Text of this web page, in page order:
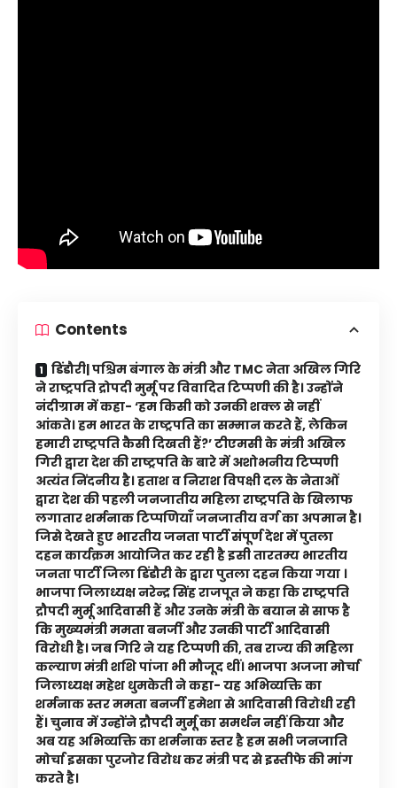
Contents
डिंडौरी| पश्चिम बंगाल के मंत्री और TMC नेता अखिल गिरि
ने राष्ट्रपति द्रोपदी मुर्मू पर विवादित टिप्पणी की है। उन्होंने
नंदीग्राम में कहा- ‘हम किसी को उनकी शक्ल से नहीं
आंकते। हम भारत के राष्ट्रपति का सम्मान करते हैं, लेकिन
हमारी राष्ट्रपति कैसी दिखती हैं?’ टीएमसी के मंत्री अखिल
गिरी द्वारा देश की राष्ट्रपति के बारे में अशोभनीय टिप्पणी
अत्यंत निंदनीय है। हताश व निराश विपक्षी दल के नेताओं
द्वारा देश की पहली जनजातीय महिला राष्ट्रपति के खिलाफ
लगातार शर्मनाक टिप्पणियाँ जनजातीय वर्ग का अपमान है।
जिसे देखते हुए भारतीय जनता पार्टी संपूर्ण देश में पुतला
दहन कार्यक्रम आयोजित कर रही है इसी तारतम्य भारतीय
जनता पार्टी जिला डिंडौरी के द्वारा पुतला दहन किया गया ।
भाजपा जिलाध्यक्ष नरेन्द्र सिंह राजपूत ने कहा कि राष्ट्रपति
द्रौपदी मुर्मू आदिवासी हैं और उनके मंत्री के बयान से साफ है
कि मुख्यमंत्री ममता बनर्जी और उनकी पार्टी आदिवासी
विरोधी है। जब गिरि ने यह टिप्पणी की, तब राज्य की महिला
कल्याण मंत्री शशि पांजा भी मौजूद थीं। भाजपा अजजा मोर्चा
जिलाध्यक्ष महेश धुमकेती ने कहा- यह अभिव्यक्ति का
शर्मनाक स्तर ममता बनर्जी हमेशा से आदिवासी विरोधी रही
हैं। चुनाव में उन्होंने द्रौपदी मुर्मू का समर्थन नहीं किया और
अब यह अभिव्यक्ति का शर्मनाक स्तर है हम सभी जनजाति
मोर्चा इसका पुरजोर विरोध कर मंत्री पद से इस्तीफे की मांग
करते है।